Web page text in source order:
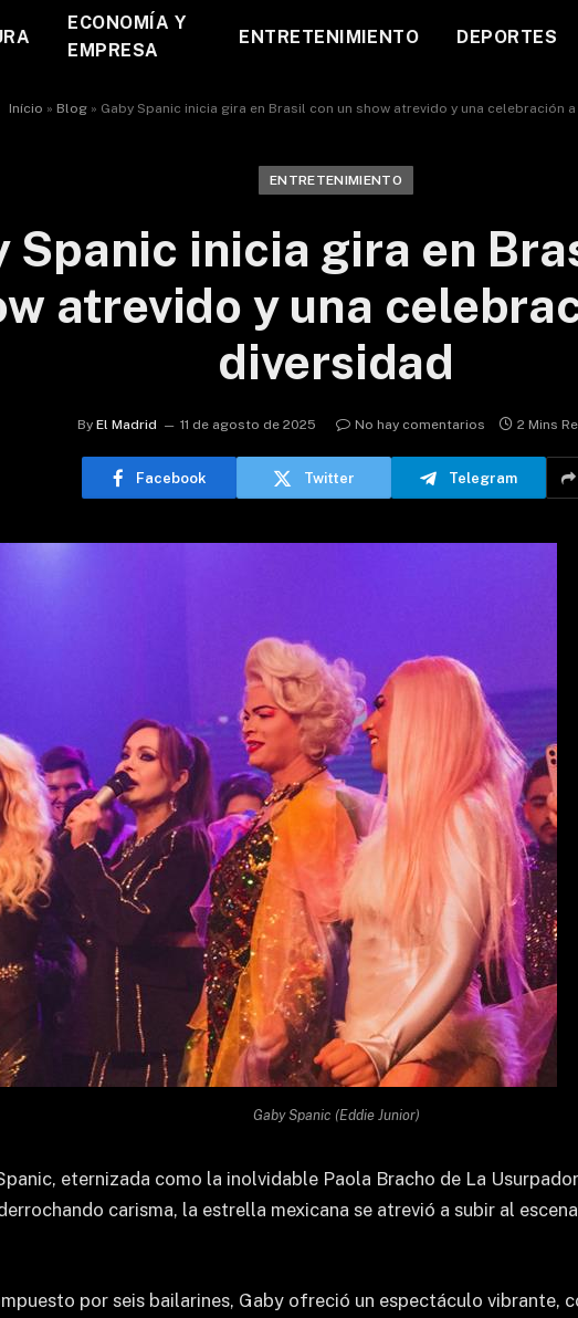
ECONOMÍA Y
EMPRESA
ENTRETENIMIENTO DEPORTES
Início » Blog » Gaby Spanic inicia gira en Brasil con un show atrevido y una celebración
ENTRETENIMIENTO
Spanic inicia gira en
atrevido y una
diversidad
By El Madrid 11 de agosto de 2025 No hay comentarios 2 Mins
Facebook Twitter Telegram
Gaby Spanic (Eddie Junior)
eternizada como la inolvidable Paola Bracho de La
carisma, la estrella mexicana se atrevió a subir al
por seis bailarines, Gaby ofreció un espectáculo vibrante,